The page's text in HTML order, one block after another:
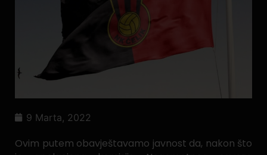
9 Marta, 2022
Ovim putem obavještavamo javnost da, nakon što